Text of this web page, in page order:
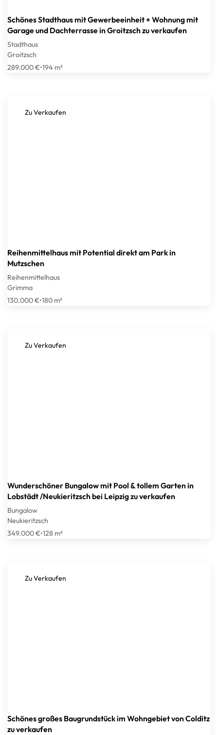
Schönes Stadthaus mit Gewerbeeinheit + Wohnung mit
Garage und Dachterrasse in Groitzsch zu verkaufen
Stadthaus
Groitzsch
289.000 €•194 m²
Zu Verkaufen
Reihenmittelhaus mit Potential direkt am Park in
Mutzschen
Reihenmittelhaus
Grimma
130.000 €•180 m²
Zu Verkaufen
Wunderschöner Bungalow mit Pool & tollem Garten in
Lobstädt /Neukieritzsch bei Leipzig zu verkaufen
Bungalow
Neukieritzsch
349.000 €•128 m²
Zu Verkaufen
Schönes großes Baugrundstück im Wohngebiet von Colditz
zu verkaufen